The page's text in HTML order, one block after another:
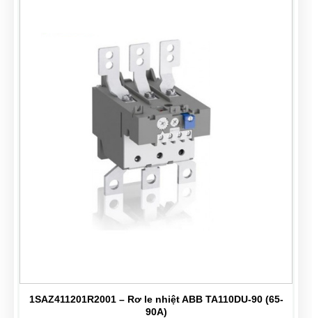
1SAZ411201R2001 – Rơ le nhiệt ABB TA110DU-90 (65-
90A)